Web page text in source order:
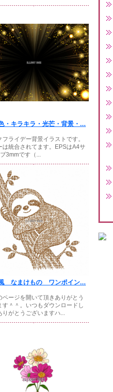
・キラキラ・光芒・背景・...
フライデー背景イラストです。
は統合されてます。EPSはA4サ
3mmです（...
なまけもの ワンポイン...
ページを開いて頂きありがとう
す＾＾。いつもダウンロードし
りがとうございますハ...